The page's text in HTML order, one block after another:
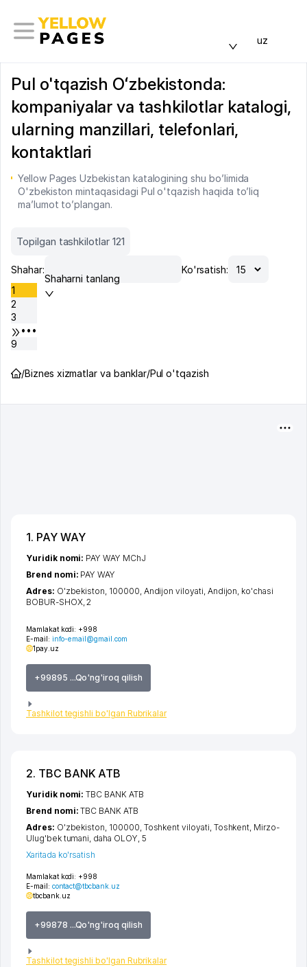
uz
Pul o'tqazish Oʻzbekistonda:
kompaniyalar va tashkilotlar katalogi,
ularning manzillari, telefonlari,
kontaktlari
Yellow Pages Uzbekistan katalogining shu bo’limida
O'zbekiston mintaqasidagi Pul o'tqazish haqida to’liq
ma’lumot to’plangan.
Topilgan tashkilotlar 121
Shahar:
Shaharni tanlang
Ko'rsatish:
1
2
3
•••
9
/Biznes xizmatlar va banklar/Pul o'tqazish
1. PAY WAY
Mamlakat kodi: +998
E-mail: info-email@gmail.com
1pay.uz
+99895 ...Qo'ng'iroq qilish
Tashkilot tegishli bo'lgan Rubrikalar
Yuridik nomi: PAY WAY MChJ
Brend nomi: PAY WAY
Adres: O'zbekiston, 100000, Andijon viloyati Andijon ko'chasi
BOBUR-SHOX, 2
2. TBC BANK ATB
Mamlakat kodi: +998
E-mail: contact@tbcbank.uz
tbcbank.uz
+99878 ...Qo'ng'iroq qilish
Tashkilot tegishli bo'lgan Rubrikalar
Yuridik nomi:TBC BANK ATB
Brend nomi:TBC BANK ATB
Adres: O'zbekiston, 100000, Toshkent viloyati, Toshkent, Mirzo-
Ulug'bek tumani, daha OLOY, 5
Xaritada ko'rsatish